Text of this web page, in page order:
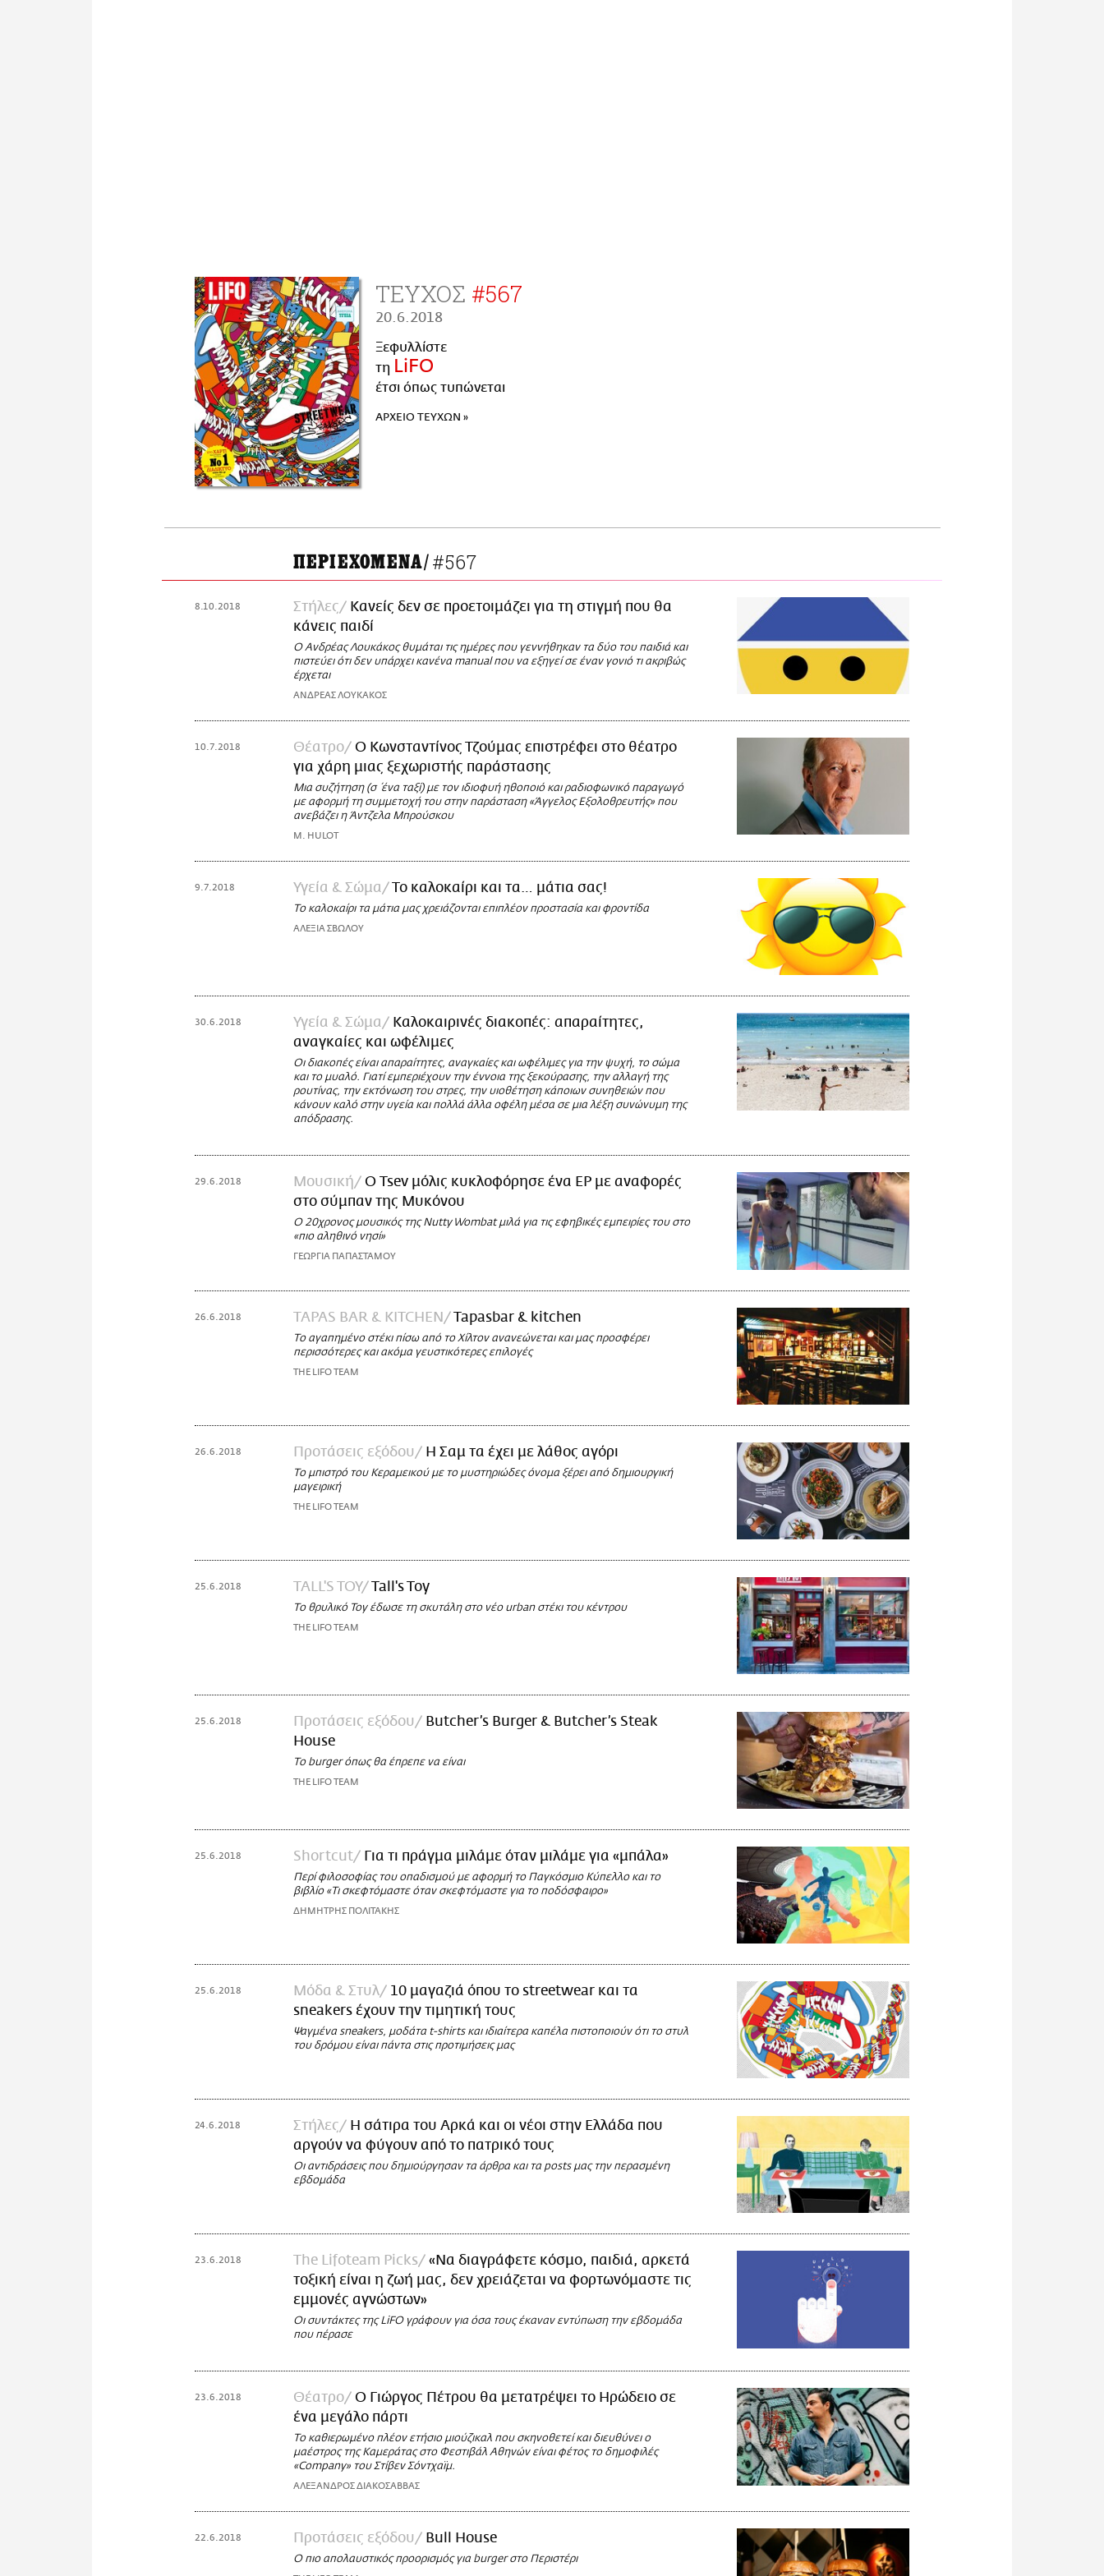
ΤΕΥΧΟΣ #567
20.6.2018
Ξεφυλλίστε
τη LiFO
έτσι όπως τυπώνεται
ΑΡΧΕΙΟ ΤΕΥΧΩΝ »
ΠΕΡΙΕΧΟΜΕΝΑ/#567
8.10.2018 Στήλες
Κανείς δεν σε προετοιμάζει για τη στιγμή που θα
κάνεις παιδί
Ο Ανδρέας Λουκάκος θυμάται τις ημέρες που γεννήθηκαν τα δύο του παιδιά και
πιστεύει ότι δεν υπάρχει κανένα manual που να εξηγεί σε έναν γονιό τι ακριβώς
έρχεται
ΑΝΔΡΕΑΣ ΛΟΥΚΑΚΟΣ
10.7.2018 Θέατρο
Ο Κωνσταντίνος Τζούμας επιστρέφει στο θέατρο
για χάρη μιας ξεχωριστής παράστασης
Μια συζήτηση (σ΄ένα ταξί) με τον ιδιοφυή ηθοποιό και ραδιοφωνικό παραγωγό
με αφορμή τη συμμετοχή του στην παράσταση «Άγγελος Εξολοθρευτής» που
ανεβάζει η Άντζελα Μπρούσκου
M. HULOT
9.7.2018 Υγεία & Σώμα Το καλοκαίρι και τα… μάτια σας!
Το καλοκαίρι τα μάτια μας χρειάζονται επιπλέον προστασία και φροντίδα
ΑΛΕΞΙΑ ΣΒΩΛΟΥ
30.6.2018 Υγεία & Σώμα
Καλοκαιρινές διακοπές: απαραίτητες,
αναγκαίες και ωφέλιμες
Οι διακοπές είναι απαραίτητες, αναγκαίες και ωφέλιμες για την ψυχή, το σώμα
και το μυαλό. Γιατί εμπεριέχουν την έννοια της ξεκούρασης, την αλλαγή της
ρουτίνας, την εκτόνωση του στρες, την υιοθέτηση κάποιων συνηθειών που
κάνουν καλό στην υγεία και πολλά άλλα οφέλη μέσα σε μια λέξη συνώνυμη της
απόδρασης.
29.6.2018 Μουσική
Ο Tsev μόλις κυκλοφόρησε ένα EP με αναφορές
στο σύμπαν της Μυκόνου
Ο 20χρονος μουσικός της Νutty Wombat μιλά για τις εφηβικές εμπειρίες του στο
«πιο αληθινό νησί»
ΓΕΩΡΓΙΑ ΠΑΠΑΣΤΑΜΟΥ
26.6.2018 TAPAS BAR & KITCHEN Tapasbar & kitchen
Το αγαπημένο στέκι πίσω από το Χίλτον ανανεώνεται και μας προσφέρει
περισσότερες και ακόμα γευστικότερες επιλογές
THE LIFO TEAM
26.6.2018 Προτάσεις εξόδου Η Σαμ τα έχει με λάθος αγόρι
Το μπιστρό του Κεραμεικού με το μυστηριώδες όνομα ξέρει από δημιουργική
μαγειρική
THE LIFO TEAM
25.6.2018 TALL'S TOY Tall's Toy
Το θρυλικό Toy έδωσε τη σκυτάλη στο νέο urban στέκι του κέντρου
THE LIFO TEAM
25.6.2018 Προτάσεις εξόδου
Butcher’s Burger & Butcher’s Steak
House
Το burger όπως θα έπρεπε να είναι
THE LIFO TEAM
25.6.2018 Shortcut Για τι πράγμα μιλάμε όταν μιλάμε για «μπάλα»
Περί φιλοσοφίας του οπαδισμού με αφορμή το Παγκόσμιο Κύπελλο και το
βιβλίο «Τι σκεφτόμαστε όταν σκεφτόμαστε για το ποδόσφαιρο»
ΔΗΜΗΤΡΗΣ ΠΟΛΙΤΑΚΗΣ
25.6.2018 Μόδα & Στυλ
10 μαγαζιά όπου το streetwear και τα
sneakers έχουν την τιμητική τους
Ψαγμένα sneakers, μοδάτα t-shirts και ιδιαίτερα καπέλα πιστοποιούν ότι το στυλ
του δρόμου είναι πάντα στις προτιμήσεις μας
24.6.2018 Στήλες
Η σάτιρα του Αρκά και οι νέοι στην Ελλάδα που
αργούν να φύγουν από το πατρικό τους
Oι αντιδράσεις που δημιούργησαν τα άρθρα και τα posts μας την περασμένη
εβδομάδα
23.6.2018 The Lifoteam Picks
«Να διαγράφετε κόσμο, παιδιά, αρκετά
τοξική είναι η ζωή μας, δεν χρειάζεται να φορτωνόμαστε τις
εμμονές αγνώστων»
Οι συντάκτες της LiFO γράφουν για όσα τους έκαναν εντύπωση την εβδομάδα
που πέρασε
23.6.2018 Θέατρο
Ο Γιώργος Πέτρου θα μετατρέψει το Ηρώδειο σε
ένα μεγάλο πάρτι
Το καθιερωμένο πλέον ετήσιο μιούζικαλ που σκηνοθετεί και διευθύνει ο
μαέστρος της Καμεράτας στο Φεστιβάλ Αθηνών είναι φέτος το δημοφιλές
«Company» του Στίβεν Σόντχαϊμ.
ΑΛΕΞΑΝΔΡΟΣ ΔΙΑΚΟΣΑΒΒΑΣ
22.6.2018 Προτάσεις εξόδου Bull House
Ο πιο απολαυστικός προορισμός για burger στο Περιστέρι